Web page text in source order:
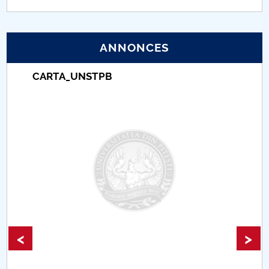
Proiect (PRIM STUD)
Proiect SU-ETIC
Université pour la communauté
Comisie de etica unversitară
Evenimente CUP
ANNONCES
CARTA_UNSTPB
< >